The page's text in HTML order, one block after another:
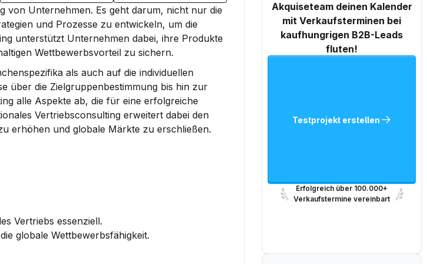
Akquiseteam deinen Kalender
mit Verkaufsterminen bei
kaufhungrigen B2B-Leads
fluten!
Testprojekt erstellen
Erfolgreich über 100.000+
Verkaufstermine vereinbart
von Unternehmen. Es geht darum, nicht nur die
und Prozesse zu entwickeln, um die
unterstützt Unternehmen dabei, ihre Produkte
Wettbewerbsvorteil zu sichern.
als auch auf die individuellen
über die Zielgruppenbestimmung bis hin zur
alle Aspekte ab, die für eine erfolgreiche
Vertriebsconsulting erweitert dabei den
erhöhen und globale Märkte zu erschließen.
Vertriebs essenziell.
globale Wettbewerbsfähigkeit.